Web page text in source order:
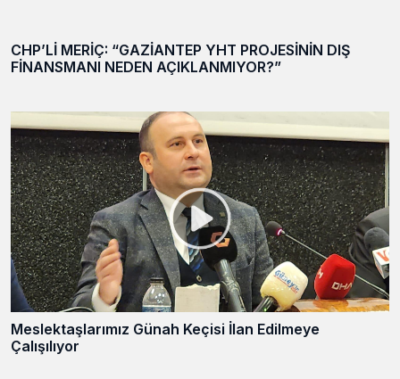
CHP’Lİ MERİÇ: “GAZİANTEP YHT PROJESİNİN DIŞ
FİNANSMANI NEDEN AÇIKLANMIYOR?”
Meslektaşlarımız Günah Keçisi İlan Edilmeye
Çalışılıyor